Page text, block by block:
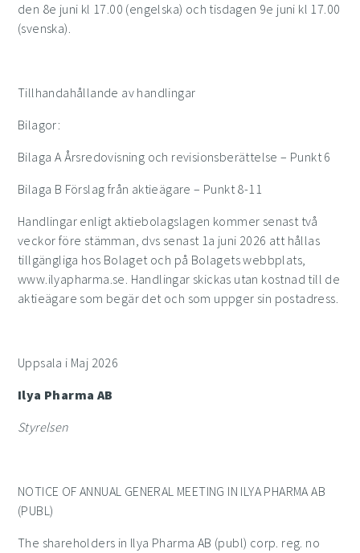
den 8e juni kl 17.00 (engelska) och tisdagen 9e juni kl 17.00
(svenska).
Tillhandahållande av handlingar
Bilagor:
Bilaga A Årsredovisning och revisionsberättelse – Punkt 6
Bilaga B Förslag från aktieägare – Punkt 8-11
Handlingar enligt aktiebolagslagen kommer senast två
veckor före stämman, dvs senast 1a juni 2026 att hållas
tillgängliga hos Bolaget och på Bolagets webbplats,
www.ilyapharma.se. Handlingar skickas utan kostnad till de
aktieägare som begär det och som uppger sin postadress.
Uppsala i Maj 2026
Ilya Pharma AB
Styrelsen
NOTICE OF ANNUAL GENERAL MEETING IN ILYA PHARMA AB
(PUBL)
The shareholders in Ilya Pharma AB (publ) corp. reg. no